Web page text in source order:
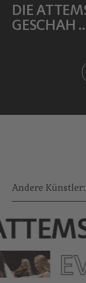
DIE
GESCHAH
Andere